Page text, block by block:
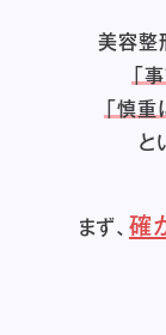
美容整
「
「慎
と
まず、確